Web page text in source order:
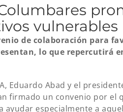
vulnerables
de colaboración para
lo que repercutirá
Eduardo Abad y el
firmado un convenio por el
especialmente a